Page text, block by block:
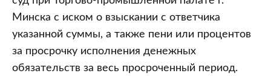
Минска с иском о взыскании с ответчика
указанной суммы, а также пени или процентов
за просрочку исполнения денежных
обязательств за весь просроченный период.